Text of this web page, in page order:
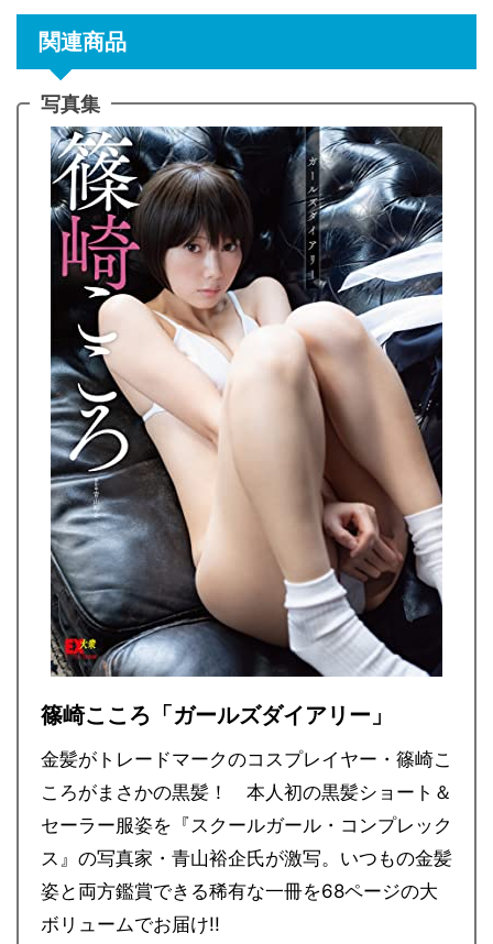
関連商品
写真集
篠崎こころ「ガールズダイアリー」
金髪がトレードマークのコスプレイヤー・篠崎こ
ころがまさかの黒髪！ 本人初の黒髪ショート＆
セーラー服姿を『スクールガール・コンプレック
ス』の写真家・青山裕企氏が激写。いつもの金髪
姿と両方鑑賞できる稀有な一冊を68ページの大
ボリュームでお届け!!